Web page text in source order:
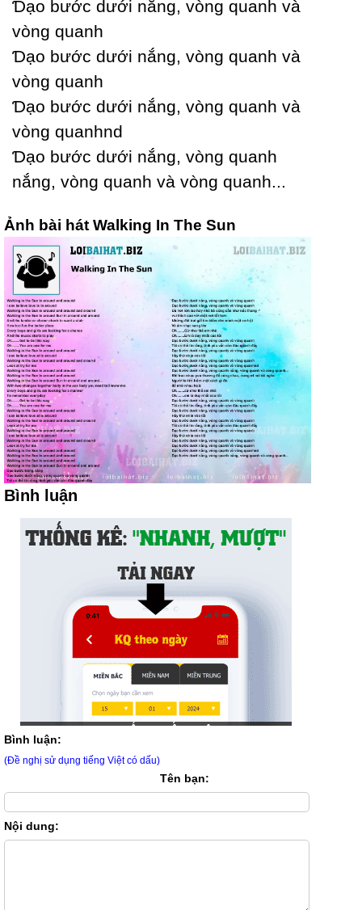
Ɗạo bước dưới nắng, vòng quanh và
vòng quanh
Ɗạo bước dưới nắng, vòng quanh và
vòng quanh
Ɗạo bước dưới nắng, vòng quanh và
vòng quanhnd
Ɗạo bước dưới nắng, vòng quanh
nắng, vòng quanh và vòng quanh...
Ảnh bài hát Walking In The Sun
Bình luận
Bình luận:
(Đề nghị sử dụng tiếng Việt có dấu)
Tên bạn:
Nội dung: